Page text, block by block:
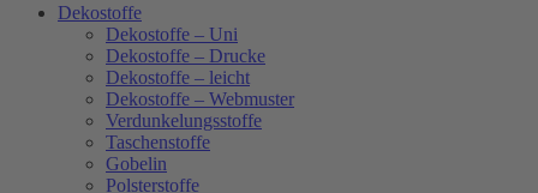
Dekostoffe
Dekostoffe – Uni
Dekostoffe – Drucke
Dekostoffe – leicht
Dekostoffe – Webmuster
Verdunkelungsstoffe
Taschenstoffe
Gobelin
Polsterstoffe